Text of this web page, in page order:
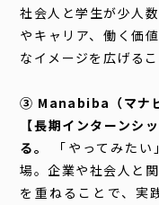
社会人と学生が少人
やキャリア、働く価
なイメージを広げる
③ Manabiba（マナビ
【長期インターンシ
る。
「やってみた
場。企業や社会人と
を重ねることで、実